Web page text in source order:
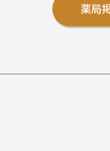
薬局